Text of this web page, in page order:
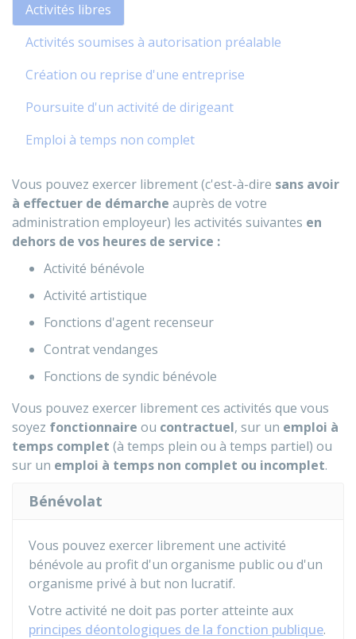
Activités libres
Activités soumises à autorisation préalable
Création ou reprise d'une entreprise
Poursuite d'un activité de dirigeant
Emploi à temps non complet
Vous pouvez exercer librement (c'est-à-dire sans avoir
à effectuer de démarche auprès de votre
administration employeur) les activités suivantes en
dehors de vos heures de service :
Activité bénévole
Activité artistique
Fonctions d'agent recenseur
Contrat vendanges
Fonctions de syndic bénévole
Vous pouvez exercer librement ces activités que vous
soyez fonctionnaire ou contractuel, sur un emploi à
temps complet (à temps plein ou à temps partiel) ou
sur un emploi à temps non complet ou incomplet.
Bénévolat
Vous pouvez exercer librement une activité
bénévole au profit d'un organisme public ou d'un
organisme privé à but non lucratif.
Votre activité ne doit pas porter atteinte aux
principes déontologiques de la fonction publique.